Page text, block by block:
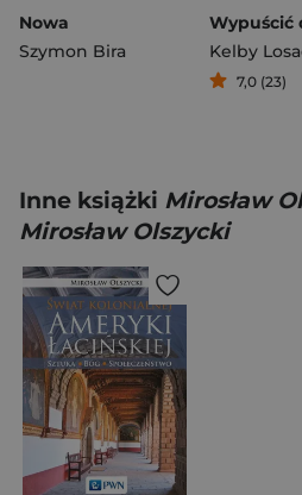
Nowa
Szymon Bira
Wypuścić
Kelby
7,0 (23)
Inne książki Mirosław
Mirosław Olszycki